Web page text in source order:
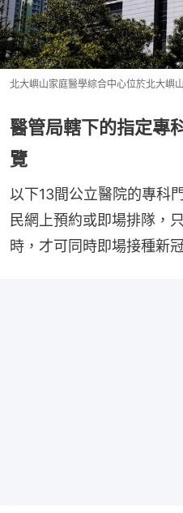
北大嶼山家庭醫學綜合中心位於北大嶼
醫管局轄下的指定專
覽
以下13間公立醫院的專科
民網上預約或即場排隊，
時，才可同時即場接種新